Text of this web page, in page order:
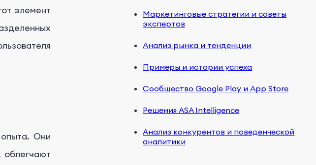
элемент
Они
облегчают
Маркетинговые стратегии и советы
экспертов
Анализ рынка и тенденции
Примеры и истории успеха
Сообщество Google Play и App Store
Решения ASA Intelligence
Анализ конкурентов и поведенческой
аналитики